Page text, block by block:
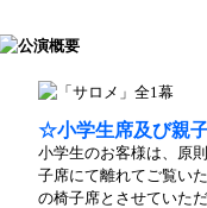
☆小学生席及び親
小学生のお客様は、原
子席にて離れてご覧い
の椅子席とさせていた